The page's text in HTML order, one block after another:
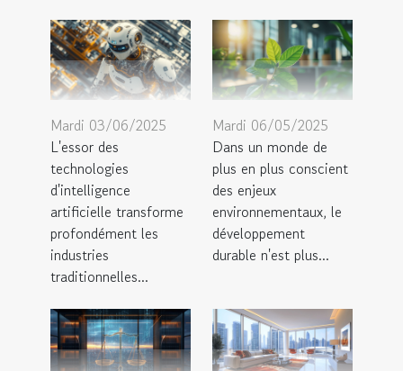
Mardi 03/06/2025
L'essor des
technologies
d'intelligence
artificielle transforme
profondément les
industries
traditionnelles...
Mardi 06/05/2025
Dans un monde de
plus en plus conscient
des enjeux
environnementaux, le
développement
durable n'est plus...